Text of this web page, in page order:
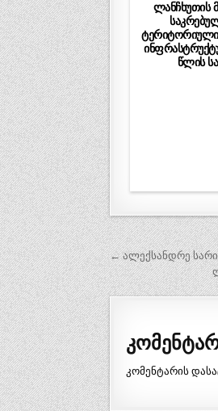
ლანჩხუთის
ტერიტორიული
წლის
პოსტის
ნავიგაცია
← ალექსანდრე
კომენტარის